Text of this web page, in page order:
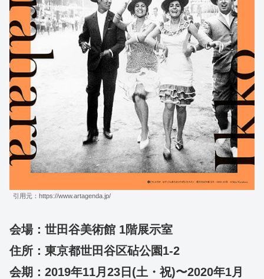
引用元：https://www.artagenda.jp/
会場：世田谷美術館 1階展示室
住所：東京都世田谷区砧公園1-2
会期：2019年11月23日(土・祝)〜2020年1月